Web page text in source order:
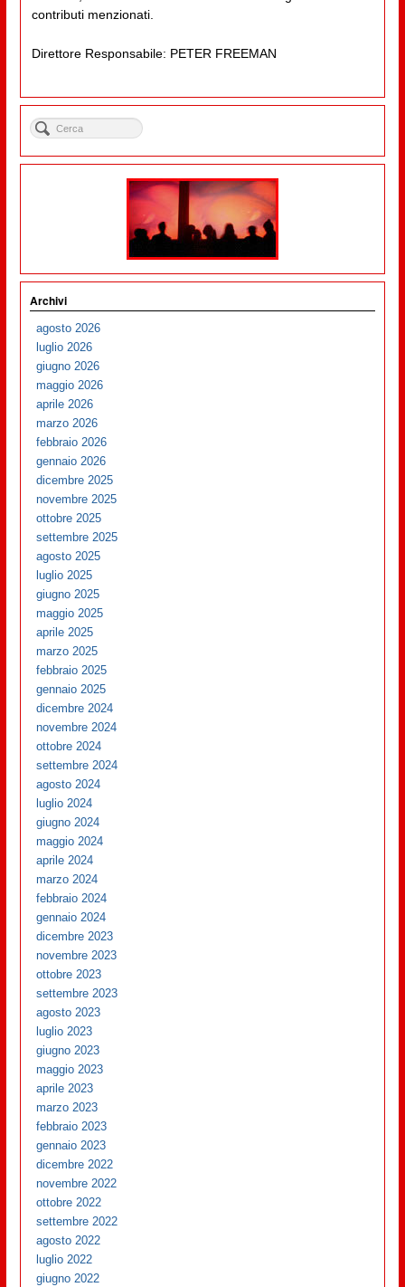
contributi menzionati.
Direttore Responsabile: PETER FREEMAN
Archivi
agosto 2026
luglio 2026
giugno 2026
maggio 2026
aprile 2026
marzo 2026
febbraio 2026
gennaio 2026
dicembre 2025
novembre 2025
ottobre 2025
settembre 2025
agosto 2025
luglio 2025
giugno 2025
maggio 2025
aprile 2025
marzo 2025
febbraio 2025
gennaio 2025
dicembre 2024
novembre 2024
ottobre 2024
settembre 2024
agosto 2024
luglio 2024
giugno 2024
maggio 2024
aprile 2024
marzo 2024
febbraio 2024
gennaio 2024
dicembre 2023
novembre 2023
ottobre 2023
settembre 2023
agosto 2023
luglio 2023
giugno 2023
maggio 2023
aprile 2023
marzo 2023
febbraio 2023
gennaio 2023
dicembre 2022
novembre 2022
ottobre 2022
settembre 2022
agosto 2022
luglio 2022
giugno 2022